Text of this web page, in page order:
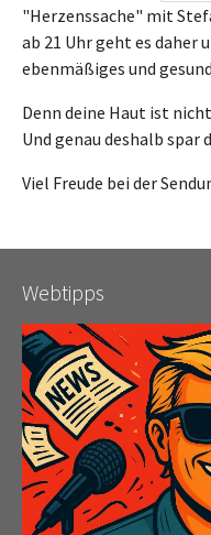
"Herzenssache" mit
ab 21 Uhr geht es daher
ebenmäßiges und
Denn deine Haut ist
Und genau deshalb spar
Viel Freude bei der
Webtipps